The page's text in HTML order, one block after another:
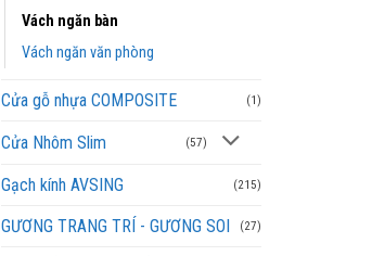
Vách ngăn bàn
Vách ngăn văn phòng
Cửa gỗ nhựa COMPOSITE (1)
Cửa Nhôm Slim (57)
Gạch kính AVSING (215)
GƯƠNG TRANG TRÍ - GƯƠNG SOI (27)